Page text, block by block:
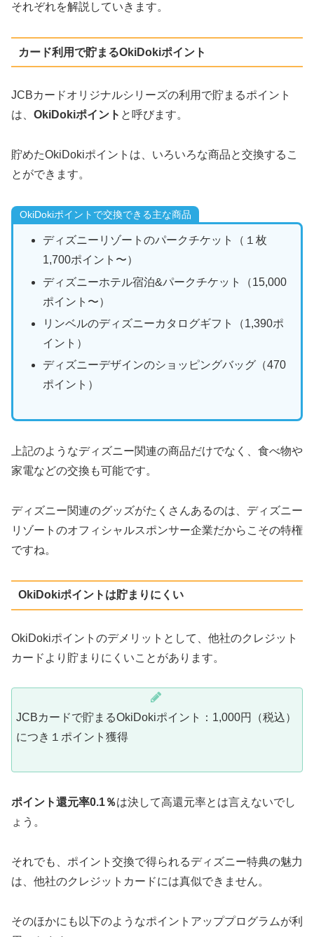
それぞれを解説していきます。
カード利用で貯まるOkiDokiポイント
JCBカードオリジナルシリーズの利用で貯まるポイント
は、 OkiDokiポイント と呼びます。
貯めたOkiDokiポイントは、いろいろな商品と交換するこ
とができます。
OkiDokiポイントで交換できる主な商品
ディズニーリゾートのパークチケット（１枚
1,700ポイント〜）
ディズニーホテル宿泊&パークチケット（15,000
ポイント〜）
リンベルのディズニーカタログギフト（1,390ポ
イント）
ディズニーデザインのショッピングバッグ（470
ポイント）
上記のようなディズニー関連の商品だけでなく、食べ物や
家電などの交換も可能です。
ディズニー関連のグッズがたくさんあるのは、ディズニー
リゾートのオフィシャルスポンサー企業だからこその特権
ですね。
OkiDokiポイントは貯まりにくい
OkiDokiポイントのデメリットとして、他社のクレジット
カードより貯まりにくいことがあります。
JCBカードで貯まるOkiDokiポイント：1,000円（税込）
につき１ポイント獲得
ポイント還元率0.1％は決して高還元率とは言えないでし
ょう。
それでも、ポイント交換で得られるディズニー特典の魅力
は、他社のクレジットカードには真似できません。
そのほかにも以下のようなポイントアッププログラムが利